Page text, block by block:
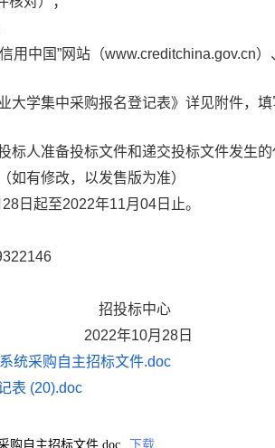
用中国”网站（www.creditchina.gov.cn
大学集中采购报名登记表》详见附件，
标人准备投标文件和递交投标文件发生的
如有修改，以发售版为准）
日起至2022年11月04日止。
中心
月28日
统采购自主招标文件.doc
表 (20).doc
购自主招标文件.doc
下载